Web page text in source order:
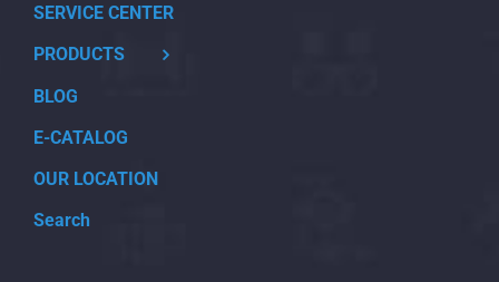
SERVICE CENTER
PRODUCTS
BLOG
E-CATALOG
OUR LOCATION
Search